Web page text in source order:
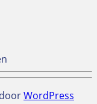
WordPress